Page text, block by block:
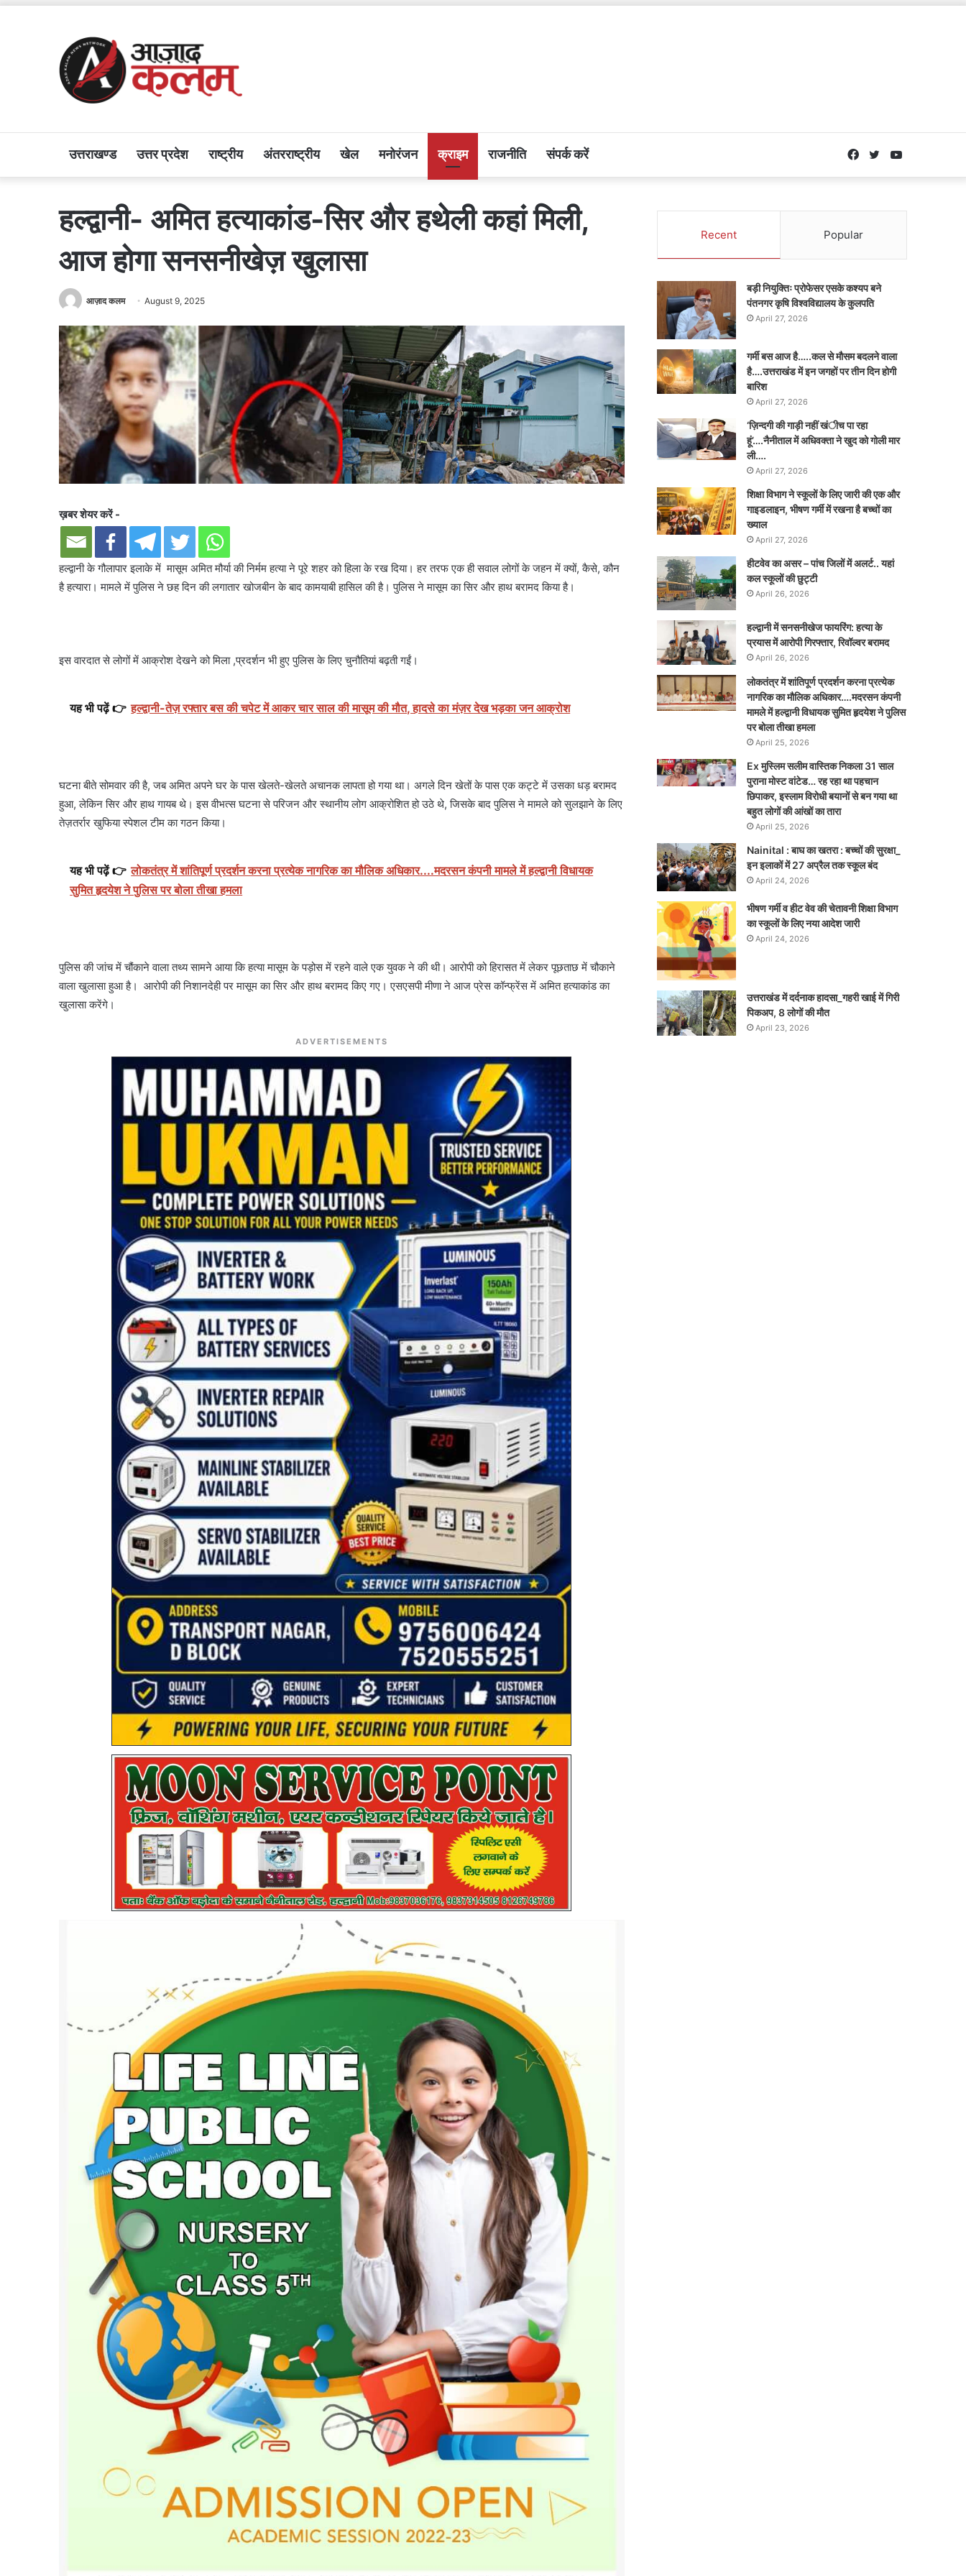
उत्तराखण्ड उत्तर प्रदेश राष्ट्रीय अंतरराष्ट्रीय खेल मनोरंजन क्राइम राजनीति संपर्क करें YouTube
Twitter
Facebook
हल्द्वानी- अमित हत्याकांड-सिर और हथेली कहां मिली,
आज होगा सनसनीखेज़ खुलासा
आज़ाद कलम August 9, 2025
ख़बर शेयर करें -
हल्द्वानी के गौलापार इलाके में मासूम अमित मौर्या की निर्मम हत्या ने पूरे शहर को हिला के रख दिया। हर तरफ एक ही सवाल लोगों के जहन में क्यों, कैसे, कौन
है हत्यारा। मामले में पुलिस ने छह दिन की लगातार खोजबीन के बाद कामयाबी हासिल की है। पुलिस ने मासूम का सिर और हाथ बरामद किया है।
इस वारदात से लोगों में आक्रोश देखने को मिला ,प्रदर्शन भी हुए पुलिस के लिए चुनौतियां बढ़ती गईं।
यह भी पढ़ें 👉 हल्द्वानी-तेज़ रफ्तार बस की चपेट में आकर चार साल की मासूम की मौत, हादसे का मंज़र देख भड़का जन आक्रोश
घटना बीते सोमवार की है, जब अमित अपने घर के पास खेलते-खेलते अचानक लापता हो गया था। अगले दिन खेतों के पास एक कट्टे में उसका धड़ बरामद
हुआ, लेकिन सिर और हाथ गायब थे। इस वीभत्स घटना से परिजन और स्थानीय लोग आक्रोशित हो उठे थे, जिसके बाद पुलिस ने मामले को सुलझाने के लिए
तेज़तर्रार खुफिया स्पेशल टीम का गठन किया।
यह भी पढ़ें 👉 लोकतंत्र में शांतिपूर्ण प्रदर्शन करना प्रत्येक नागरिक का मौलिक अधिकार....मदरसन कंपनी मामले में हल्द्वानी विधायक
सुमित हृदयेश ने पुलिस पर बोला तीखा हमला
पुलिस की जांच में चौंकाने वाला तथ्य सामने आया कि हत्या मासूम के पड़ोस में रहने वाले एक युवक ने की थी। आरोपी को हिरासत में लेकर पूछताछ में चौकाने
वाला खुलासा हुआ है। आरोपी की निशानदेही पर मासूम का सिर और हाथ बरामद किए गए। एसएसपी मीणा ने आज प्रेस कॉन्फ्रेंस में अमित हत्याकांड का
खुलासा करेंगे।
ADVERTISEMENTS
Recent Popular
बड़ी नियुक्तिः प्रोफेसर एसके कश्यप बने
पंतनगर कृषि विश्वविद्यालय के कुलपति
April 27, 2026
गर्मी बस आज है…..कल से मौसम बदलने वाला
है….उत्तराखंड में इन जगहों पर तीन दिन होगी
बारिश
April 27, 2026
‘ज़िन्दगी की गाड़ी नहीं खंीच पा रहा
हूं’….नैनीताल में अधिवक्ता ने खुद को गोली मार
ली….
April 27, 2026
शिक्षा विभाग ने स्कूलों के लिए जारी की एक और
गाइडलाइन, भीषण गर्मी में रखना है बच्चों का
ख्याल
April 27, 2026
हीटवेव का असर – पांच जिलों में अलर्ट.. यहां
कल स्कूलों की छुट्टी
April 26, 2026
हल्द्वानी में सनसनीखेज फायरिंग: हत्या के
प्रयास में आरोपी गिरफ्तार, रिवॉल्वर बरामद
April 26, 2026
लोकतंत्र में शांतिपूर्ण प्रदर्शन करना प्रत्येक
नागरिक का मौलिक अधिकार….मदरसन कंपनी
मामले में हल्द्वानी विधायक सुमित हृदयेश ने पुलिस
पर बोला तीखा हमला
April 25, 2026
Ex मुस्लिम सलीम वास्तिक निकला 31 साल
पुराना मोस्ट वांटेड… रह रहा था पहचान
छिपाकर, इस्लाम विरोधी बयानों से बन गया था
बहुत लोगों की आंखों का तारा
April 25, 2026
Nainital : बाघ का खतरा : बच्चों की सुरक्षा_
इन इलाकों में 27 अप्रैल तक स्कूल बंद
April 24, 2026
भीषण गर्मी व हीट वेव की चेतावनी शिक्षा विभाग
का स्कूलों के लिए नया आदेश जारी
April 24, 2026
उत्तराखंड में दर्दनाक हादसा_गहरी खाई में गिरी
पिकअप, 8 लोगों की मौत
April 23, 2026